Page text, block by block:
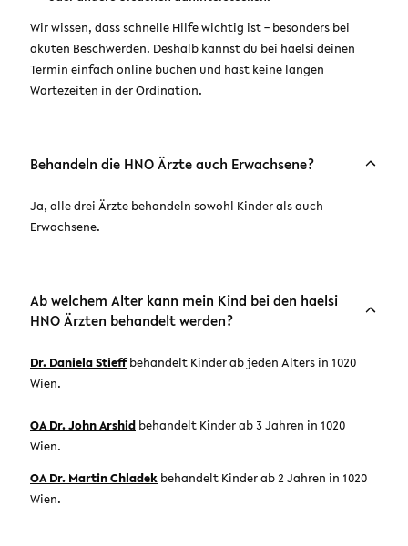
Wir wissen, dass schnelle Hilfe wichtig ist – besonders bei
akuten Beschwerden. Deshalb kannst du bei haelsi deinen
Termin einfach online buchen und hast keine langen
Wartezeiten in der Ordination.
Behandeln die HNO Ärzte auch Erwachsene?
Ja, alle drei Ärzte behandeln sowohl Kinder als auch
Erwachsene.
Ab welchem Alter kann mein Kind bei den haelsi
HNO Ärzten behandelt werden?
Dr. Daniela Stieffbehandelt Kinder ab jeden Alters in 1020
Wien.
OA Dr. John Arshid behandelt Kinder ab 3 Jahren in 1020
Wien.
OA Dr. Martin Chladek behandelt Kinder ab 2 Jahren in 1020
Wien.